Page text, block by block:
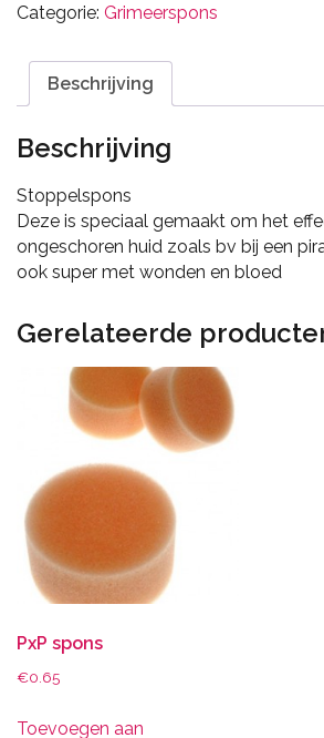
Categorie: Grimeerspons
Beschrijving
Beschrijving
Stoppelspons
Deze is speciaal gemaakt om het
ongeschoren huid zoals bv bij een
ook super met wonden en bloed
Gerelateerde
PxP spons
€0.65
Toevoegen aan